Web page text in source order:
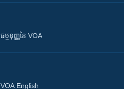
ធម្មនុញ្ញ​នៃ VOA
VOA English